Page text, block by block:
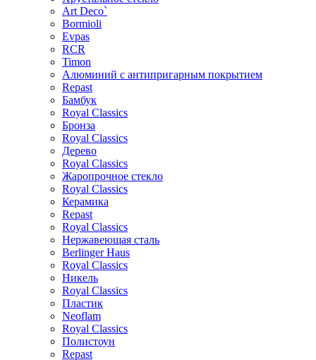
Art Deco`
Bormioli
Evpas
RCR
Timon
Алюминий с антипригарным покрытием
Repast
Бамбук
Royal Classics
Бронза
Royal Classics
Дерево
Royal Classics
Жаропрочное стекло
Royal Classics
Керамика
Repast
Royal Classics
Нержавеющая сталь
Berlinger Haus
Royal Classics
Никель
Royal Classics
Пластик
Neoflam
Royal Classics
Полистоун
Repast